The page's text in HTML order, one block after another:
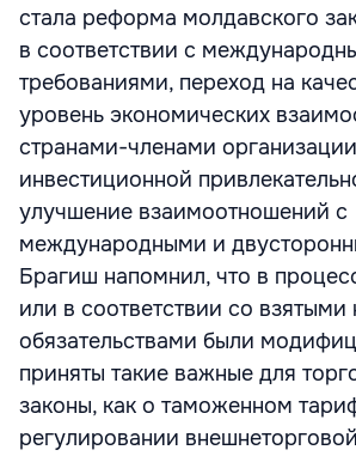
стала реформа молдавского
в соответствии с
требованиями, переход на
уровень экономических
странами-членами
инвестиционной
улучшение взаимоотношений с
международными и
Брагиш напомнил, что в
или в соответствии со взятыми
обязательствами были
приняты такие важные для
законы, как о таможенном
регулировании